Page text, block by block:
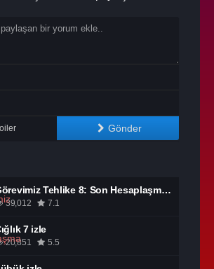
Gönder
Görevimiz Tehlike 8: Son Hesaplaşma izle
39,012 7.1
7 izle
20,851 5.5